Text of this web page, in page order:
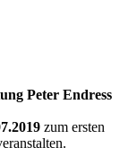
Peter Endress
zum ersten